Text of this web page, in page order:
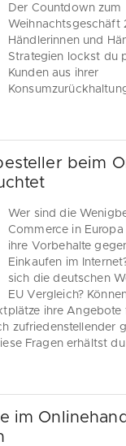
Der Countdown zum
Weihnachtsgeschäft
Händlerinnen und
Strategien lockst du
Kunden aus ihrer
beim
Wer sind die
Commerce in Europa
ihre Vorbehalte
Einkaufen im
sich die deutschen
EU Vergleich?
ihre Angebote
zufriedenstellender
Fragen erhältst
im